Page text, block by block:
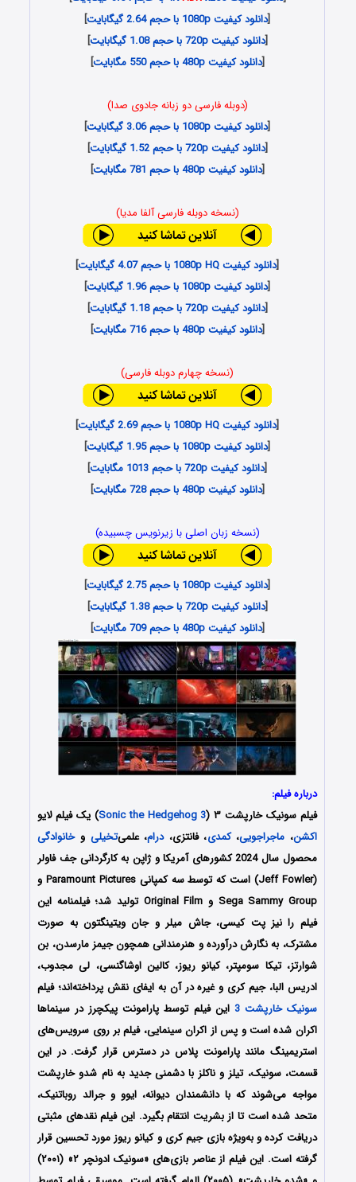
[دانلود کیفیت 1080p با حجم 2.64 گیگابایت
]
[دانلود کیفیت 720p با حجم 1.08 گیگابایت
]
[دانلود کیفیت 480p با حجم 550 مگابایت ]
(دوبله فارسی دو زبانه جادوی صدا)
[دانلود کیفیت 1080p با حجم 3.06 گیگابایت
]
[دانلود کیفیت 720p با حجم 1.52 گیگابایت
]
[دانلود کیفیت 480p با حجم 781 مگابایت ]
(نسخه دوبله فارسی آلفا مدیا)
[دانلود کیفیت 1080p HQ با حجم 4.07 گیگابایت
]
[دانلود کیفیت 1080p با حجم 1.96 گیگابایت
]
[دانلود کیفیت 720p با حجم 1.18 گیگابایت
]
[دانلود کیفیت 480p با حجم 716 مگابایت ]
(نسخه چهارم دوبله فارسی)
[دانلود کیفیت 1080p HQ با حجم 2.69 گیگابایت
]
[دانلود کیفیت 1080p با حجم 1.95 گیگابایت
]
[دانلود کیفیت 720p با حجم 1013 مگابایت
]
[دانلود کیفیت 480p با حجم 728 مگابایت ]
(نسخه زبان اصلی با زیرنویس چسبیده)
[دانلود کیفیت 1080p با حجم 2.75 گیگابایت
]
[دانلود کیفیت 720p با حجم 1.38 گیگابایت
]
[دانلود کیفیت 480p با حجم 709 مگابایت ]
درباره فیلم:
فیلم سونیک خارپشت ۳ (
Sonic the Hedgehog 3) یک فیلم لایو
اکشن، ماجراجویی،کمدی، فانتزی،درام، علمی‌تخیلی وخانوادگی
محصول سال 2024 کشورهای آمریکا و ژاپن به کارگردانی جف فاولر
(Jeff Fowler) است که توسط سه کمپانی‌ Paramount Pictures و
Sega Sammy Group و Original Film تولید شد؛ فیلمنامه این
فیلم را نیز پت کیسی، جاش میلر و جان ویتینگتون به صورت
مشترک، به نگارش درآورده و هنرمندانی همچون جیمز مارسدن، بن
شوارتز، تیکا سومپتر، کیانو ریوز، کالین اوشاگنسی، لی مجدوب،
ادریس البا، جیم کری و غیره در آن به ایفای نقش پرداخته‌اند؛ فیلم
سونیک خارپشت 3
این فیلم توسط پارامونت پیکچرز در سینماها
اکران شده است و پس از اکران سینمایی، فیلم بر روی سرویس‌های
استریمینگ مانند پارامونت پلاس در دسترس قرار گرفت. در این
قسمت، سونیک، تیلز و ناکلز با دشمنی جدید به نام شدو خارپشت
مواجه می‌شوند که با دانشمندان دیوانه، ایوو و جرالد روباتنیک،
متحد شده است تا از بشریت انتقام بگیرد. این فیلم نقدهای مثبتی
دریافت کرده و به‌ویژه بازی جیم کری و کیانو ریوز مورد تحسین قرار
گرفته است. این فیلم از عناصر بازی‌های «سونیک ادونچر ۲» (۲۰۰۱)